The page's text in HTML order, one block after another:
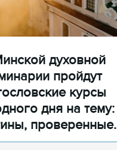
духовной
пройдут
курсы
дня на тему:
проверенные
временем»